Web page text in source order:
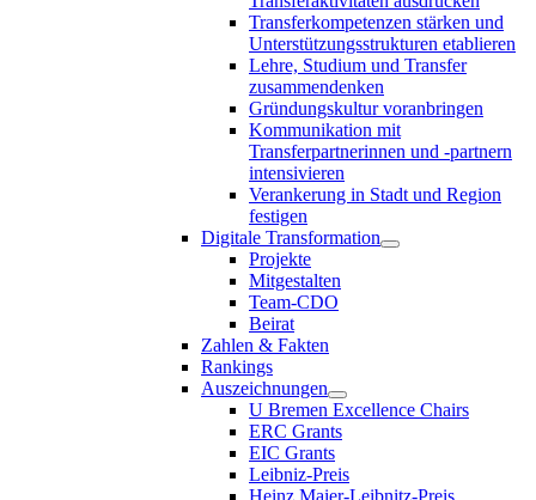
Transferkompetenzen stärken und
Unterstützungsstrukturen etablieren
Lehre, Studium und Transfer
zusammendenken
Gründungskultur voranbringen
Kommunikation mit
Transferpartnerinnen und -partnern
intensivieren
Verankerung in Stadt und Region
festigen
Digitale Transformation
Projekte
Mitgestalten
Team-CDO
Beirat
Zahlen & Fakten
Rankings
Auszeichnungen
U Bremen Excellence Chairs
ERC Grants
EIC Grants
Leibniz-Preis
Heinz Maier-Leibnitz-Preis